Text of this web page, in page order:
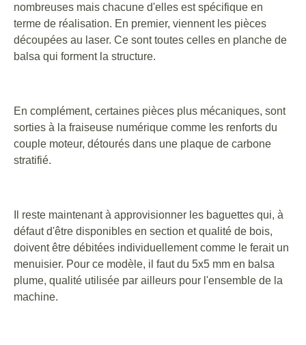
nombreuses mais chacune d'elles est spécifique en
terme de réalisation. En premier, viennent les pièces
découpées au laser. Ce sont toutes celles en planche de
balsa qui forment la structure.
En complément, certaines pièces plus mécaniques, sont
sorties à la fraiseuse numérique comme les renforts du
couple moteur, détourés dans une plaque de carbone
stratifié.
Il reste maintenant à approvisionner les baguettes qui, à
défaut d'être disponibles en section et qualité de bois,
doivent être débitées individuellement comme le ferait un
menuisier. Pour ce modèle, il faut du 5x5 mm en balsa
plume, qualité utilisée par ailleurs pour l'ensemble de la
machine.